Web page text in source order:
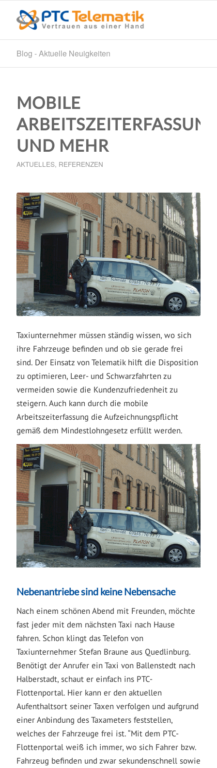
Blog - Aktuelle Neuigkeiten
MOBILE
UND MEHR
AKTUELLES, REFERENZEN
Taxiunternehmer müssen ständig wissen, wo sich
ihre Fahrzeuge befinden und ob sie gerade frei
sind. Der Einsatz von Telematik hilft die Disposition
zu optimieren, Leer- und Schwarzfahrten zu
vermeiden sowie die Kundenzufriedenheit zu
steigern. Auch kann durch die mobile
Arbeitszeiterfassung die Aufzeichnungspflicht
gemäß dem Mindestlohngesetz erfüllt werden.
Nebenantriebe sind keine Nebensache
Nach einem schönen Abend mit Freunden, möchte
fast jeder mit dem nächsten Taxi nach Hause
fahren. Schon klingt das Telefon von
Taxiunternehmer Stefan Braune aus Quedlinburg.
Benötigt der Anrufer ein Taxi von Ballenstedt nach
Halberstadt, schaut er einfach ins PTC-
Flottenportal. Hier kann er den aktuellen
Aufenthaltsort seiner Taxen verfolgen und aufgrund
einer Anbindung des Taxameters feststellen,
welches der Fahrzeuge frei ist. “Mit dem PTC-
Flottenportal weiß ich immer, wo sich Fahrer bzw.
Fahrzeug befinden und zwar sekundenschnell sowie